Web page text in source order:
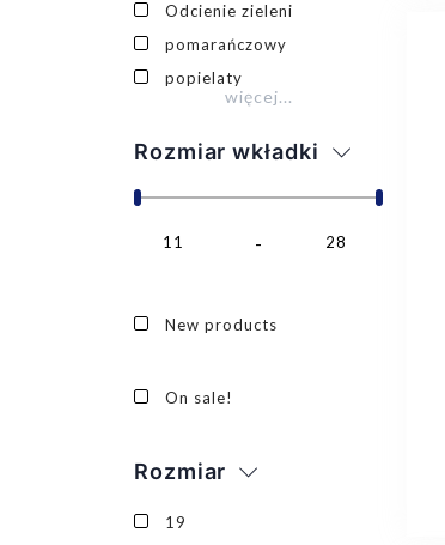
Odcienie zieleni
pomarańczowy
popielaty
więcej...
Rozmiar wkładki
11 28
New products
On sale!
Rozmiar
19